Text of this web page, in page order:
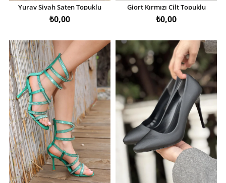
Yuray Siyah Saten Topuklu
Ayakkabı
₺0,00
Giort Kırmızı Cilt Topuklu
Ayakkabı
₺0,00